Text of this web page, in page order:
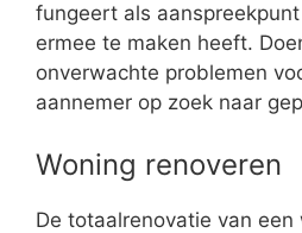
fungeert als
ermee te maken heeft.
onverwachte problemen
aannemer op zoek naar
Woning renoveren
De totaalrenovatie van